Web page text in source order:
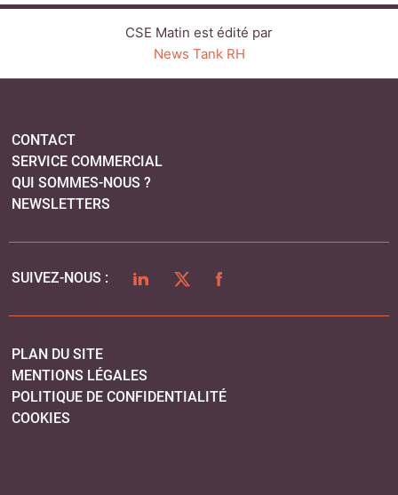
LINKEDINTWITTERFACEBOOK
MENTIONS LÉGALES
POLITIQUE DE CONFIDENTIALITÉ
COOKIES